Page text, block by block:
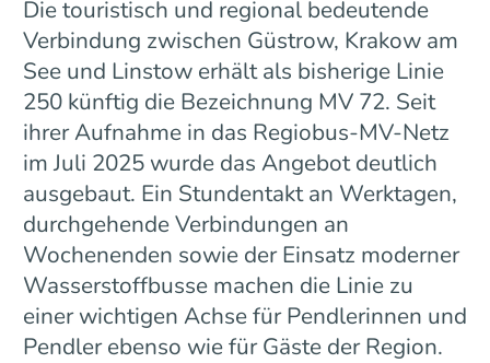
Die touristisch und regional bedeutende
Verbindung zwischen Güstrow, Krakow am
See und Linstow erhält als bisherige Linie
250 künftig die Bezeichnung MV 72. Seit
ihrer Aufnahme in das Regiobus-MV-Netz
im Juli 2025 wurde das Angebot deutlich
ausgebaut. Ein Stundentakt an Werktagen,
durchgehende Verbindungen an
Wochenenden sowie der Einsatz moderner
Wasserstoffbusse machen die Linie zu
einer wichtigen Achse für Pendlerinnen und
Pendler ebenso wie für Gäste der Region.